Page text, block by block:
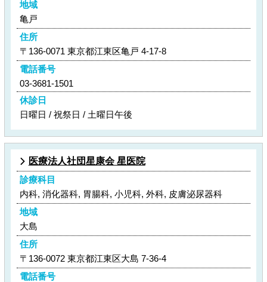
地域
亀戸
住所
〒136-0071 東京都江東区亀戸 4-17-8
電話番号
03-3681-1501
休診日
日曜日 / 祝祭日 / 土曜日午後
医療法人社団星康会 星医院
診療科目
内科, 消化器科, 胃腸科, 小児科, 外科, 皮膚泌尿器科
地域
大島
住所
〒136-0072 東京都江東区大島 7-36-4
電話番号